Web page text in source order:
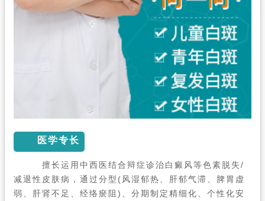
医学专长
擅长运用中西医结合辩症诊治白癜风等色素脱失/
减退性皮肤病，通过分型(风湿郁热、肝郁气滞、脾胃虚
弱、肝肾不足、经络瘀阻)、分期制定精细化、个性化安